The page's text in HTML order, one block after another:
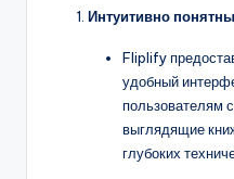
Интуитивно
Fliplify
удобный
пользователям
выглядящие
глубоких